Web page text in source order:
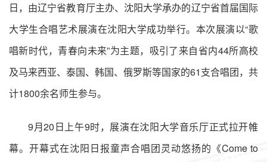
日，由辽宁省教育厅主办、沈阳大学承办的辽宁省首届国际
大学生合唱艺术展演在沈阳大学成功举行。本次展演以“歌
唱新时代，青春向未来”为主题，吸引了来自省内44所高校
及马来西亚、泰国、韩国、俄罗斯等国家的61支合唱团，共
计1800余名师生参与。
9月20日上午9时，展演在沈阳大学音乐厅正式拉开帷
幕。开幕式在沈阳日报童声合唱团灵动悠扬的《Come to